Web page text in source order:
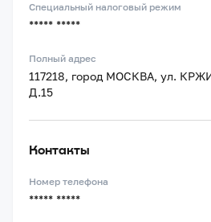
Специальный налоговый режим
***** *****
Полный адрес
117218, город МОСКВА, ул.
Д.15
Контакты
Номер телефона
***** *****